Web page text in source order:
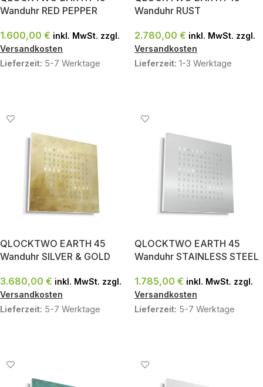
Wanduhr RED PEPPER
1.600,00 € inkl. MwSt. zzgl.
Versandkosten
Lieferzeit: 5-7 Werktage
Wanduhr RUST
2.780,00 € inkl. MwSt. zzgl.
Versandkosten
Lieferzeit: 1-3 Werktage
QLOCKTWO EARTH 45
Wanduhr SILVER & GOLD
3.680,00 € inkl. MwSt. zzgl.
Versandkosten
Lieferzeit: 5-7 Werktage
QLOCKTWO EARTH 45
Wanduhr STAINLESS STEEL
1.785,00 € inkl. MwSt. zzgl.
Versandkosten
Lieferzeit: 5-7 Werktage